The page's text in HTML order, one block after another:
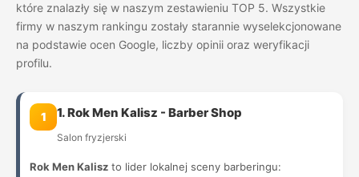
które znalazły się w naszym zestawieniu TOP 5. Wszystkie
firmy w naszym rankingu zostały starannie wyselekcjonowane
na podstawie ocen Google, liczby opinii oraz weryfikacji
profilu.
1 1. Rok Men Kalisz - Barber Shop
Salon fryzjerski
Rok Men Kalisz to lider lokalnej sceny barberingu: